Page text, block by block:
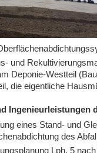
und
Deponie-Westteil
die eigentliche
Ingenieurleistungen
eines Stand- und
des
Lph. 5 nach